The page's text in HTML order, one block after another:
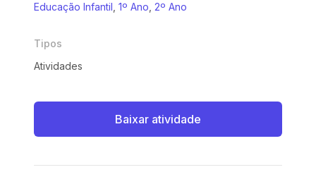
Educação Infantil 1º Ano 2º Ano
Tipos
Atividades
Baixar atividade